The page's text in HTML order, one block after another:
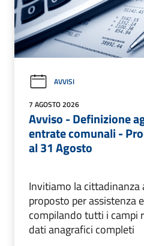
AVVISI
7 AGOSTO 2026
Avviso - Definizione
entrate comunali -
al 31 Agosto
Invitiamo la cittadinanza
proposto per assistenza
compilando tutti i campi
dati anagrafici completi